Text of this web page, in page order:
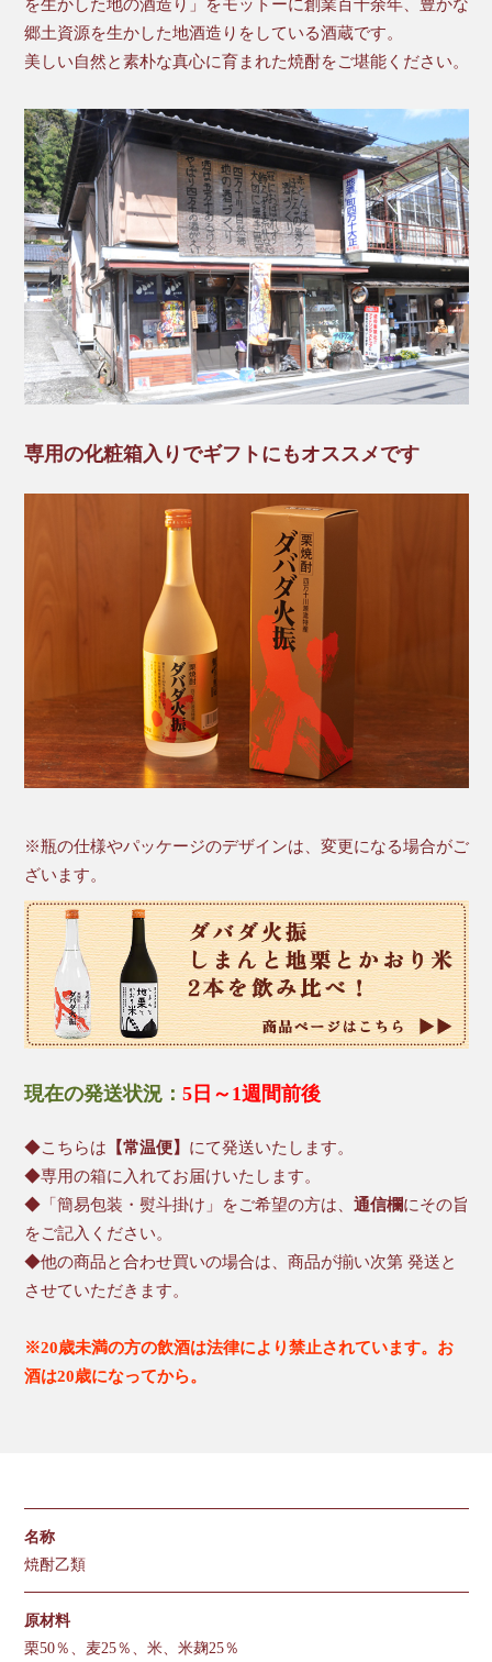
を生かした地の酒造り」をモットーに創業百十余年、豊かな
郷土資源を生かした地酒造りをしている酒蔵です。
美しい自然と素朴な真心に育まれた焼酎をご堪能ください。
専用の化粧箱入りでギフトにもオススメです
※瓶の仕様やパッケージのデザインは、変更になる場合がご
ざいます。
現在の発送状況： 5日～1週間前後
◆こちらは 【常温便】 にて発送いたします。
◆専用の箱に入れてお届けいたします。
◆「簡易包装・熨斗掛け」をご希望の方は、 通信欄にその旨
をご記入ください。
◆他の商品と合わせ買いの場合は、商品が揃い次第 発送と
させていただきます。
※20歳未満の方の飲酒は法律により禁止されています。お
酒は20歳になってから。
名称
焼酎乙類
原材料
栗50％、麦25％、米、米麹25％